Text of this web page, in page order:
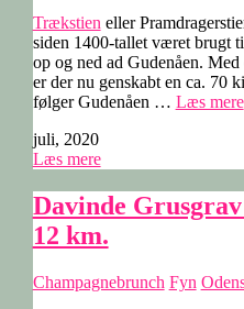
Trækstien eller
siden 1400-tallet været brugt
op og ned ad Gudenåen.
er der nu genskabt en ca. 70
følger Gudenåen … Læs mere
juli, 2020
Læs mere
Davinde
12 km.
Champagnebrunch Fyn